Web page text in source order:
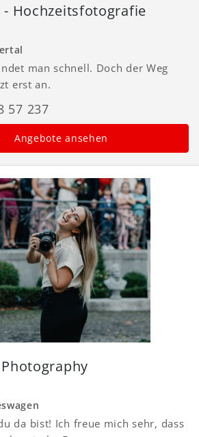
- Hochzeitsfotografie
man schnell. Doch der Weg
erst an.
57 237
Angebote ansehen
da bist! Ich freue mich sehr, dass